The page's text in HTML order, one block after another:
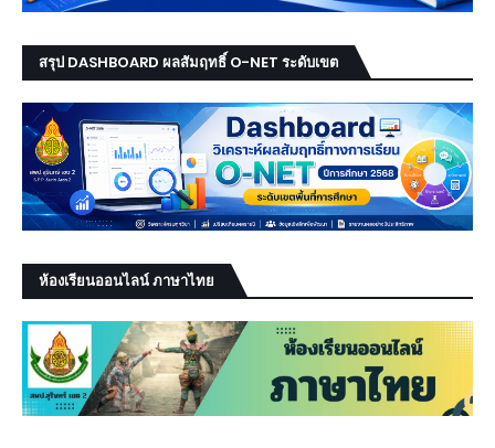
สรุป DASHBOARD ผลสัมฤทธิ์ O-NET ระดับเขต
ห้องเรียนออนไลน์ ภาษาไทย